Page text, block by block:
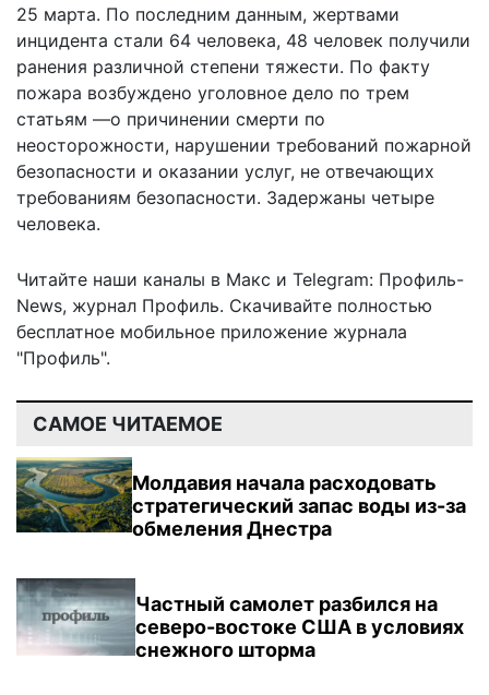
25 марта. По последним данным, жертвами
инцидента стали 64 человека, 48 человек получили
ранения различной степени тяжести. По факту
пожара возбуждено уголовное дело по трем
статьям —о причинении смерти по
неосторожности, нарушении требований пожарной
безопасности и оказании услуг, не отвечающих
требованиям безопасности. Задержаны четыре
человека.
Читайте наши каналы в Макс и Telegram: Профиль-
News, журнал Профиль. Скачивайте полностью
бесплатное мобильное приложение журнала
"Профиль".
САМОЕ ЧИТАЕМОЕ
Молдавия начала расходовать
стратегический запас воды из-за
обмеления Днестра
Частный самолет разбился на
северо-востоке США в условиях
снежного шторма